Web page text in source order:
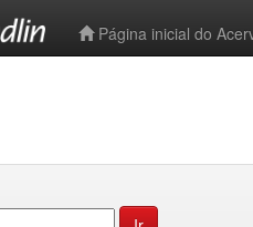
Página inicial do